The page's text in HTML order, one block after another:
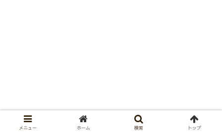
メニュー ホーム 検索 トップ